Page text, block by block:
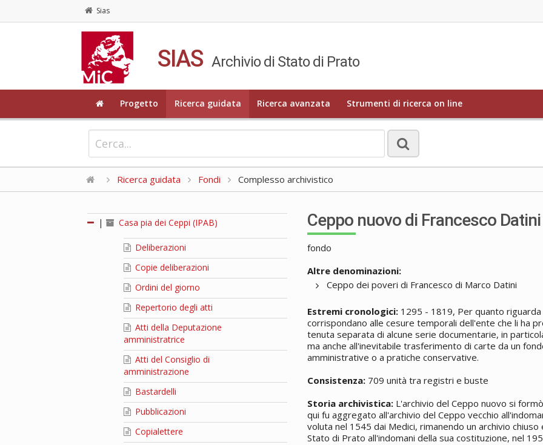
Sias
SIAS Archivio di Stato di Prato
Progetto Ricerca guidata Ricerca avanzata Strumenti di ricerca on line
Ricerca guidata Fondi Complesso archivistico
| Casa pia dei Ceppi (IPAB)
Deliberazioni
Copie deliberazioni
Ordini del giorno
Repertorio degli atti
Atti della Deputazione
amministratrice
Atti del Consiglio di
amministrazione
Bastardelli
Pubblicazioni
Copialettere
Ceppo nuovo di Francesco Datini
fondo
Altre denominazioni:
Ceppo dei poveri di Francesco di Marco Datini
Estremi cronologici: 1295 - 1819, Per quanto
corrispondano alle cesure temporali dell'ente che li ha
tenuta separata di alcune serie documentarie, in
ma anche all'inevitabile trasferimento di carte da un
amministrative o a pratiche conservative.
Consistenza: 709 unità tra registri e buste
Storia archivistica: L'archivio del Ceppo nuovo si
qui fu aggregato all'archivio del Ceppo vecchio
voluta nel 1545 dai Medici, rimanendo un archivio
Stato di Prato all'indomani della sua costituzione, nel